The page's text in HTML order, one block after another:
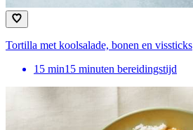
Tortilla met koolsalade, bonen en vissticks
15 min15 minuten bereidingstijd